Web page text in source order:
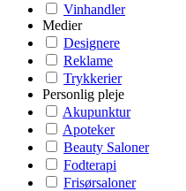
Vinhandler
Medier
Designere
Reklame
Trykkerier
Personlig pleje
Akupunktur
Apoteker
Beauty Saloner
Fodterapi
Frisørsaloner